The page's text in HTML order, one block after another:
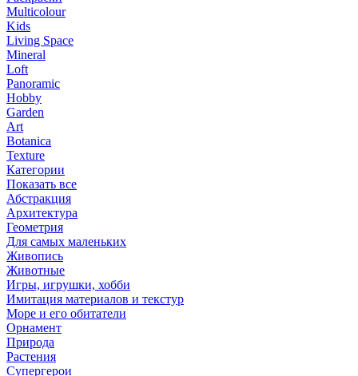
Multicolour
Kids
Living Space
Mineral
Loft
Panoramic
Hobby
Garden
Art
Botanica
Texture
Категории
Показать все
Абстракция
Архитектура
Геометрия
Для самых маленьких
Живопись
Животные
Игры, игрушки, хобби
Имитация материалов и текстур
Море и его обитатели
Орнамент
Природа
Растения
Супергерои